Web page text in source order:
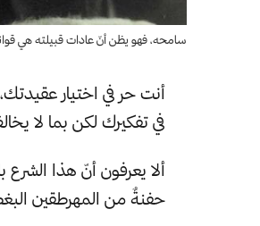
سامحه، فهو يظن أنّ عادات قبيلته هي
أنت حر في اختيار
في تفكيرك لكن بما لا
ألا يعرفون أنّ هذا
حفنةٌ من المهرطقين